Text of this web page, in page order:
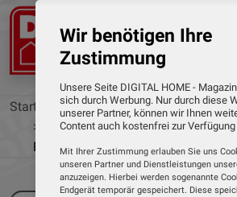
Startseite
News
Marktstart für Sky Stream Hotel
Filme und Live-TV
Wir benötigen Ihre
Zustimmung
Unsere Seite DIGITAL HOME -
sich durch Werbung. Nur durch diese
unserer Partner, können wir Ihnen
Content auch kostenfrei zur
Mit Ihrer Zustimmung erlauben Sie uns
unseren Partner und Dienstleistungen
anzuzeigen. Hierbei werden sogenannte
Endgerät temporär gespeichert. Diese